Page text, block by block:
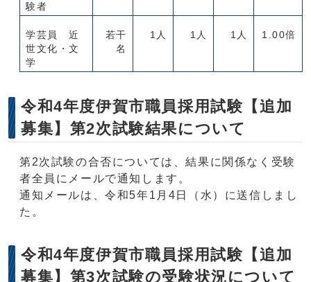
験者
学芸員 近
世文化・文
学
若干
名
1人 1人 1人 1.00倍
令和4年度伊賀市職員採用試験【追加
募集】第2次試験結果について
第2次試験の合否については、結果に関係なく受験
者全員にメールで通知します。
通知メールは、令和5年1月4日（水）に送信しまし
た。
令和4年度伊賀市職員採用試験【追加
募集】第3次試験の受験状況について